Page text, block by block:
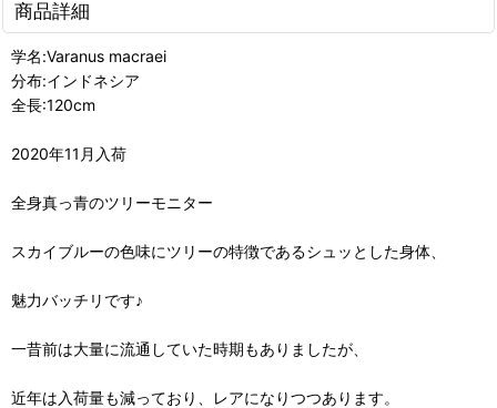
商品詳細
学名:Varanus macraei
分布:インドネシア
全長:120cm
2020年11月入荷
全身真っ青のツリーモニター
スカイブルーの色味にツリーの特徴であるシュッとした身体、
魅力バッチリです♪
一昔前は大量に流通していた時期もありましたが、
近年は入荷量も減っており、レアになりつつあります。